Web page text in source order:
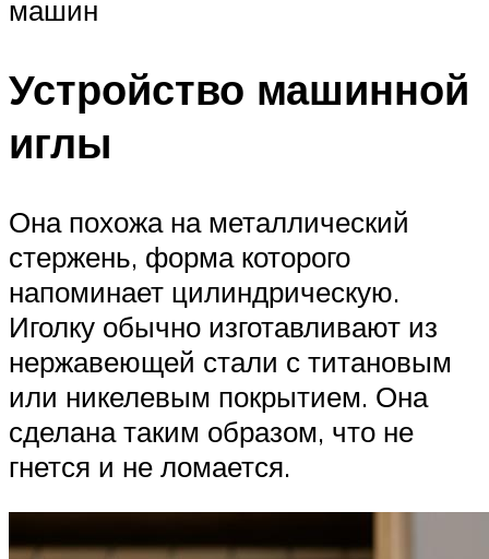
машин
Устройство машинной
иглы
Она похожа на металлический
стержень, форма которого
напоминает цилиндрическую.
Иголку обычно изготавливают из
нержавеющей стали с титановым
или никелевым покрытием. Она
сделана таким образом, что не
гнется и не ломается.